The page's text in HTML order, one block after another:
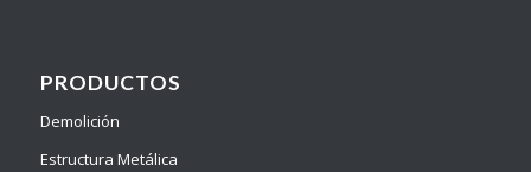
PRODUCTOS
Demolición
Estructura Metálica